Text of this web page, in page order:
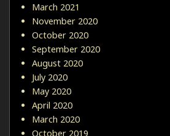
March 2021
November 2020
October 2020
September 2020
August 2020
July 2020
May 2020
April 2020
March 2020
October 2019